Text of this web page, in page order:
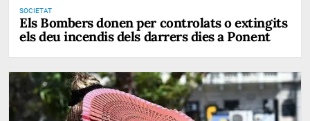
SOCIETAT
Els Bombers donen per controlats o extingits
els deu incendis dels darrers dies a Ponent